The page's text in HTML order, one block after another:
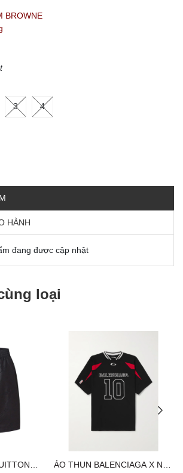
BROWNE
3 4
HÀNH
đang được cập nhật
loại
ÁO THUN BALENCIAGA X NBA